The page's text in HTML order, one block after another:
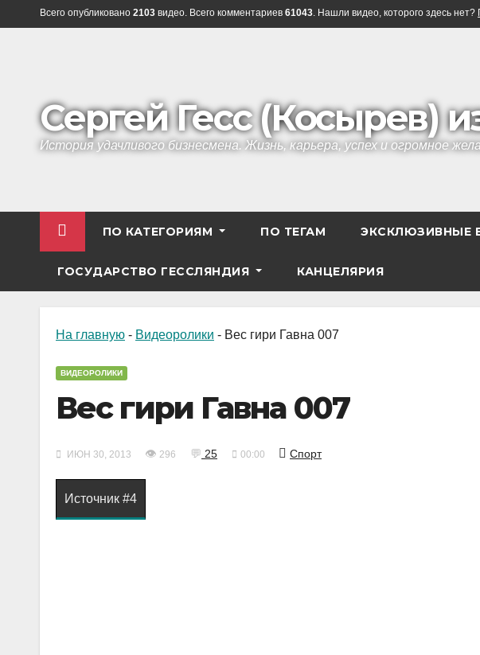
ПерейтиВсего опубликовано 2103 видео. Всего комментариев 61043. Нашли видео, которого здесь нет?
Сергей Гесс (Косырев)
История удачливого бизнесмена. Жизнь, карьера, успех и огромное
ПО КАТЕГОРИЯМ ПО ТЕГАМ ЭКСКЛЮЗИВНЫЕ
ГОСУДАРСТВО ГЕССЛЯНДИЯ КАНЦЕЛЯРИЯ
На главную - Видеоролики - Вес гири Гавна 007
ВИДЕОРОЛИКИ
Вес гири Гавна 007
ИЮН 30, 2013 👁 296 💬 25 00:00 Спорт
Источник #4